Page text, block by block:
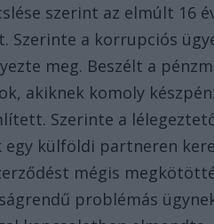
szerint az elmúlt 16
Szerinte a korrupciós
meg. Beszélt a
akiknek komoly
Szerinte a
külföldi partneren
mégis
problémás